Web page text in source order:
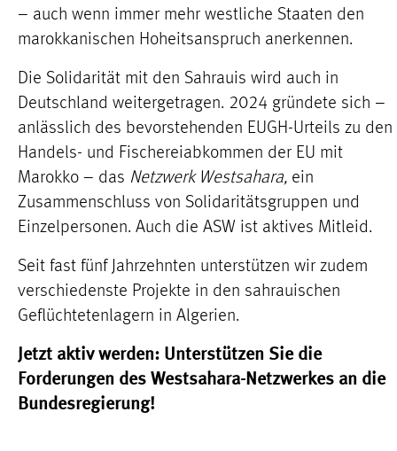
– auch wenn immer mehr westliche Staaten den
marokkanischen Hoheitsanspruch anerkennen.
Die Solidarität mit den Sahrauis wird auch in
Deutschland weitergetragen. 2024 gründete sich –
anlässlich des bevorstehenden EUGH-Urteils zu den
Handels- und Fischereiabkommen der EU mit
Marokko – das Netzwerk Westsahara, ein
Zusammenschluss von Solidaritätsgruppen und
Einzelpersonen. Auch die ASW ist aktives Mitleid.
Seit fast fünf Jahrzehnten unterstützen wir zudem
verschiedenste Projekte in den sahrauischen
Geflüchtetenlagern in Algerien.
Jetzt aktiv werden: Unterstützen Sie die
Forderungen des Westsahara-Netzwerkes an die
Bundesregierung!